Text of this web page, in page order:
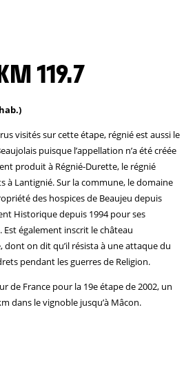
119.7
visités sur cette étape, régnié est aussi le
puisque l’appellation n’a été créée
produit à Régnié-Durette, le régnié
à Lantignié. Sur la commune, le domaine
des hospices de Beaujeu depuis
Historique depuis 1994 pour ses
Est également inscrit le château
dont on dit qu’il résista à une attaque du
pendant les guerres de Religion.
de France pour la 19e étape de 2002, un
dans le vignoble jusqu’à Mâcon.